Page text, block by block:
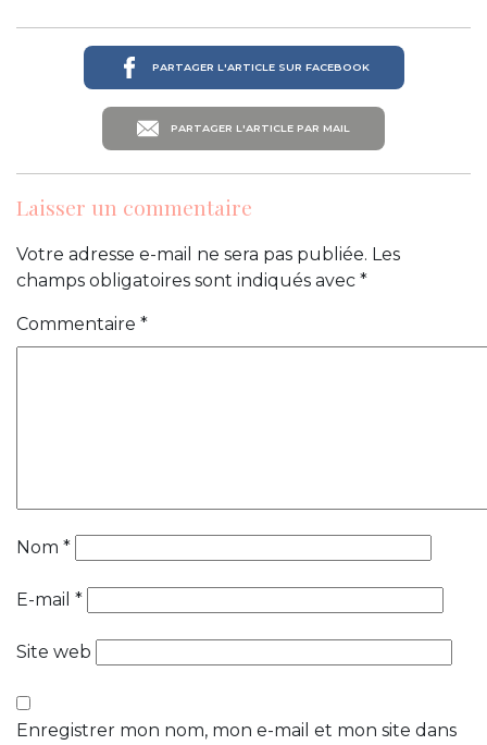
PARTAGER L'ARTICLE SUR FACEBOOK
PARTAGER L'ARTICLE PAR MAIL
Laisser un commentaire
Votre adresse e-mail ne sera pas publiée. Les
champs obligatoires sont indiqués avec *
Commentaire *
Nom *
E-mail *
Site web
Enregistrer mon nom, mon e-mail et mon site dans